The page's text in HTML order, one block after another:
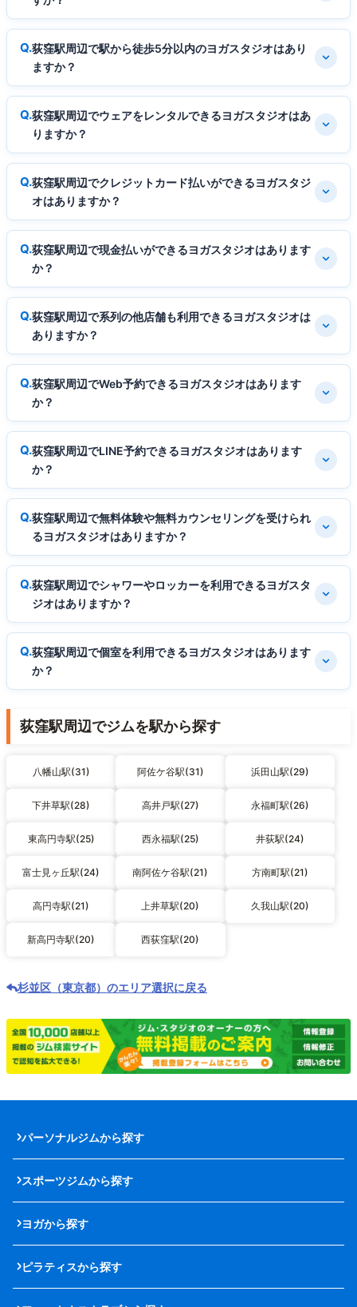
荻窪駅周辺で駅から徒歩5分以内のヨガスタジオはあり
ますか？
荻窪駅周辺でウェアをレンタルできるヨガスタジオはあ
りますか？
荻窪駅周辺でクレジットカード払いができるヨガスタジ
オはありますか？
荻窪駅周辺で現金払いができるヨガスタジオはあります
か？
荻窪駅周辺で系列の他店舗も利用できるヨガスタジオは
ありますか？
荻窪駅周辺でWeb予約できるヨガスタジオはあります
か？
荻窪駅周辺でLINE予約できるヨガスタジオはあります
か？
荻窪駅周辺で無料体験や無料カウンセリングを受けられ
るヨガスタジオはありますか？
荻窪駅周辺でシャワーやロッカーを利用できるヨガスタ
ジオはありますか？
荻窪駅周辺で個室を利用できるヨガスタジオはあります
か？
荻窪駅周辺でジムを駅から探す
八幡山駅(31) 阿佐ケ谷駅(31) 浜田山駅(29)
下井草駅(28) 高井戸駅(27) 永福町駅(26)
東高円寺駅(25) 西永福駅(25) 井荻駅(24)
富士見ヶ丘駅(24) 南阿佐ケ谷駅(21) 方南町駅(21)
高円寺駅(21) 上井草駅(20) 久我山駅(20)
新高円寺駅(20) 西荻窪駅(20)
杉並区（東京都）のエリア選択に戻る
パーソナルジムから探す
スポーツジムから探す
ヨガから探す
ピラティスから探す